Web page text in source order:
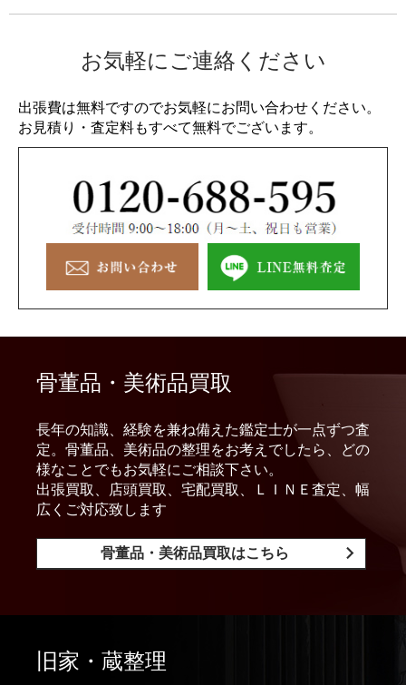
お気軽にご連絡ください
出張費は無料ですのでお気軽にお問い合わせください。
お見積り・査定料もすべて無料でございます。
骨董品・美術品買取
長年の知識、経験を兼ね備えた鑑定士が一点ずつ査
定。骨董品、美術品の整理をお考えでしたら、どの
様なことでもお気軽にご相談下さい。
出張買取、店頭買取、宅配買取、ＬＩＮＥ査定、幅
広くご対応致します
骨董品・美術品買取はこちら
旧家・蔵整理